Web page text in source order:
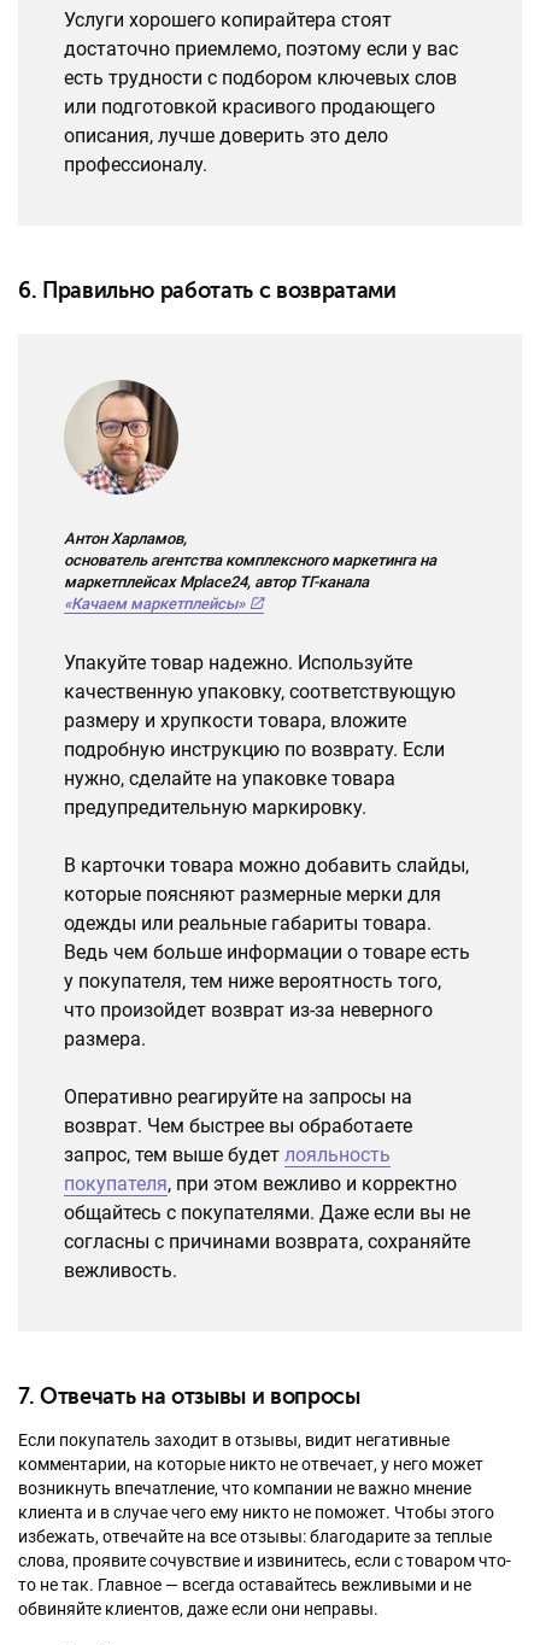
Услуги хорошего копирайтера стоят
достаточно приемлемо, поэтому если у вас
есть трудности с подбором ключевых слов
или подготовкой красивого продающего
описания, лучше доверить это дело
профессионалу.
6. Правильно работать с возвратами
Антон Харламов,
основатель агентства комплексного маркетинга на
маркетплейсах Mplace24, автор ТГ-канала
«Качаем маркетплейсы»
Упакуйте товар надежно. Используйте
качественную упаковку, соответствующую
размеру и хрупкости товара, вложите
подробную инструкцию по возврату. Если
нужно, сделайте на упаковке товара
предупредительную маркировку.
В карточки товара можно добавить слайды,
которые поясняют размерные мерки для
одежды или реальные габариты товара.
Ведь чем больше информации о товаре есть
у покупателя, тем ниже вероятность того,
что произойдет возврат из-за неверного
размера.
Оперативно реагируйте на запросы на
возврат. Чем быстрее вы обработаете
запрос, тем выше будет лояльность
покупателя, при этом вежливо и корректно
общайтесь с покупателями. Даже если вы не
согласны с причинами возврата, сохраняйте
вежливость.
7. Отвечать на отзывы и вопросы
Если покупатель заходит в отзывы, видит негативные
комментарии, на которые никто не отвечает, у него может
возникнуть впечатление, что компании не важно мнение
клиента и в случае чего ему никто не поможет. Чтобы этого
избежать, отвечайте на все отзывы: благодарите за теплые
слова, проявите сочувствие и извинитесь, если с товаром что-
то не так. Главное — всегда оставайтесь вежливыми и не
обвиняйте клиентов, даже если они неправы.